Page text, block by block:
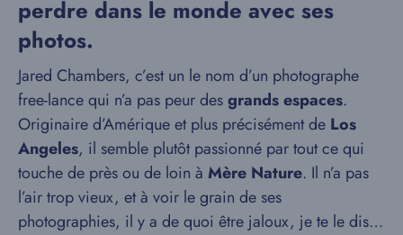
perdre dans le monde avec ses
photos.
Jared Chambers, c’est un le nom d’un photographe
free-lance qui n’a pas peur desgrands espaces.
Originaire d’Amérique et plus précisément de Los
Angeles, il semble plutôt passionné par tout ce qui
touche de près ou de loin à Mère Nature. Il n’a pas
l’air trop vieux, et à voir le grain de ses
photographies, il y a de quoi être jaloux, je te le dis…